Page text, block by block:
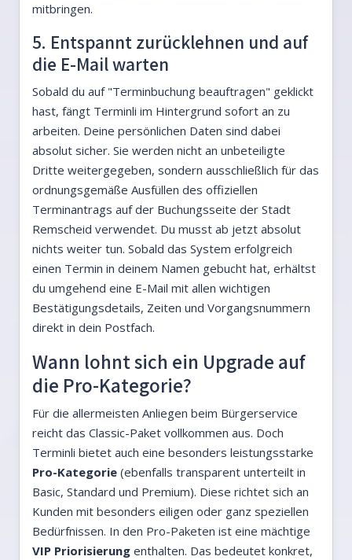
mitbringen.
5. Entspannt zurücklehnen und auf
die E-Mail warten
Sobald du auf "Terminbuchung beauftragen" geklickt
hast, fängt Terminli im Hintergrund sofort an zu
arbeiten. Deine persönlichen Daten sind dabei
absolut sicher. Sie werden nicht an unbeteiligte
Dritte weitergegeben, sondern ausschließlich für das
ordnungsgemäße Ausfüllen des offiziellen
Terminantrags auf der Buchungsseite der Stadt
Remscheid verwendet. Du musst ab jetzt absolut
nichts weiter tun. Sobald das System erfolgreich
einen Termin in deinem Namen gebucht hat, erhältst
du umgehend eine E-Mail mit allen wichtigen
Bestätigungsdetails, Zeiten und Vorgangsnummern
direkt in dein Postfach.
Wann lohnt sich ein Upgrade auf
die Pro-Kategorie?
Für die allermeisten Anliegen beim Bürgerservice
reicht das Classic-Paket vollkommen aus. Doch
Terminli bietet auch eine besonders leistungsstarke
Pro-Kategorie (ebenfalls transparent unterteilt in
Basic, Standard und Premium). Diese richtet sich an
Kunden mit besonders eiligen oder ganz speziellen
Bedürfnissen. In den Pro-Paketen ist eine mächtige
VIP Priorisierung enthalten. Das bedeutet konkret,